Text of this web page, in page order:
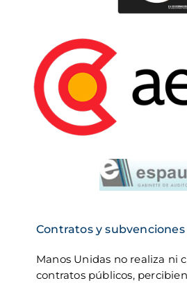
Contratos y
Manos Unidas no realiza ni
contratos públicos,